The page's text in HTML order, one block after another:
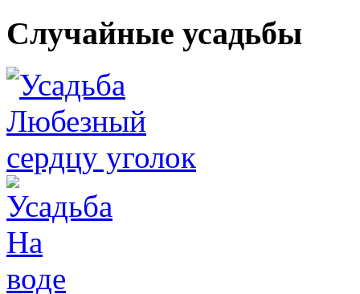
Случайные усадьбы